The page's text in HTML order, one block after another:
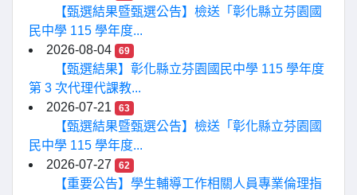
【甄選結果暨甄選公告】檢送「彰化縣立芬園國
民中學 115 學年度...
2026-08-04
69
【甄選結果】彰化縣立芬園國民中學 115 學年度
第 3 次代理代課教...
2026-07-21
63
【甄選結果暨甄選公告】檢送「彰化縣立芬園國
民中學 115 學年度...
2026-07-27
62
【重要公告】學生輔導工作相關人員專業倫理指